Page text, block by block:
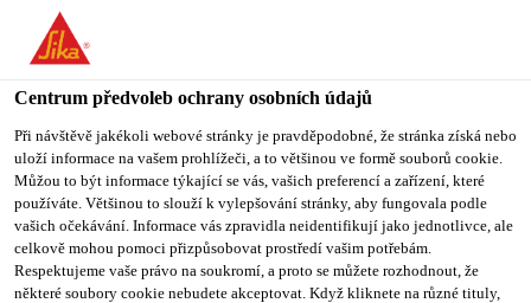
You are accessing "Sika CZ", it seems you are accessing it from
"Spojené státy". We have a dedicated website for your country.
TO SIKA
USA
STAY ON SIKA
CZ
STÁT
Sika CZ
Centrum předvoleb ochrany osobních údajů
Při návštěvě jakékoli webové stránky je pravděpodobné, že stránka získá nebo
uloží informace na vašem prohlížeči, a to většinou ve formě souborů cookie.
Můžou to být informace týkající se vás, vašich preferencí a zařízení, které
používáte. Většinou to slouží k vylepšování stránky, aby fungovala podle
vašich očekávání. Informace vás zpravidla neidentifikují jako jednotlivce, ale
celkově mohou pomoci přizpůsobovat prostředí vašim potřebám.
Respektujeme vaše právo na soukromí, a proto se můžete rozhodnout, že
některé soubory cookie nebudete akceptovat. Když kliknete na různé tituly,